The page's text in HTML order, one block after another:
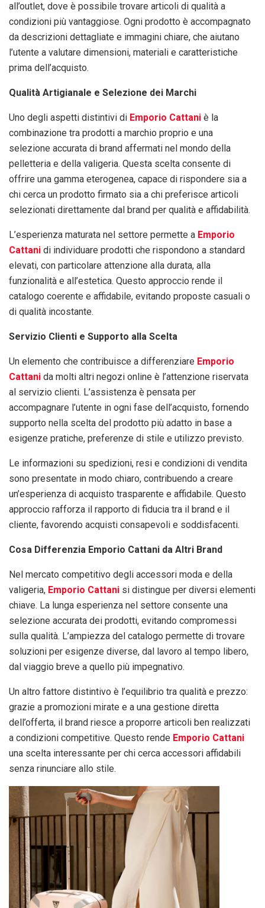
all’outlet, dove è possibile trovare articoli di qualità a
condizioni più vantaggiose. Ogni prodotto è accompagnato
da descrizioni dettagliate e immagini chiare, che aiutano
l’utente a valutare dimensioni, materiali e caratteristiche
prima dell’acquisto.
Qualità Artigianale e Selezione dei Marchi
Uno degli aspetti distintivi di Emporio Cattani è la
combinazione tra prodotti a marchio proprio e una
selezione accurata di brand affermati nel mondo della
pelletteria e della valigeria. Questa scelta consente di
offrire una gamma eterogenea, capace di rispondere sia a
chi cerca un prodotto firmato sia a chi preferisce articoli
selezionati direttamente dal brand per qualità e affidabilità.
L’esperienza maturata nel settore permette a Emporio
Cattani di individuare prodotti che rispondono a standard
elevati, con particolare attenzione alla durata, alla
funzionalità e all’estetica. Questo approccio rende il
catalogo coerente e affidabile, evitando proposte casuali o
di qualità incostante.
Servizio Clienti e Supporto alla Scelta
Un elemento che contribuisce a differenziare Emporio
Cattani da molti altri negozi online è l’attenzione riservata
al servizio clienti. L’assistenza è pensata per
accompagnare l’utente in ogni fase dell’acquisto, fornendo
supporto nella scelta del prodotto più adatto in base a
esigenze pratiche, preferenze di stile e utilizzo previsto.
Le informazioni su spedizioni, resi e condizioni di vendita
sono presentate in modo chiaro, contribuendo a creare
un’esperienza di acquisto trasparente e affidabile. Questo
approccio rafforza il rapporto di fiducia tra il brand e il
cliente, favorendo acquisti consapevoli e soddisfacenti.
Cosa Differenzia Emporio Cattani da Altri Brand
Nel mercato competitivo degli accessori moda e della
valigeria, Emporio Cattani si distingue per diversi elementi
chiave. La lunga esperienza nel settore consente una
selezione accurata dei prodotti, evitando compromessi
sulla qualità. L’ampiezza del catalogo permette di trovare
soluzioni per esigenze diverse, dal lavoro al tempo libero,
dal viaggio breve a quello più impegnativo.
Un altro fattore distintivo è l’equilibrio tra qualità e prezzo:
grazie a promozioni mirate e a una gestione diretta
dell’offerta, il brand riesce a proporre articoli ben realizzati
a condizioni competitive. Questo rende Emporio Cattani
una scelta interessante per chi cerca accessori affidabili
senza rinunciare allo stile.